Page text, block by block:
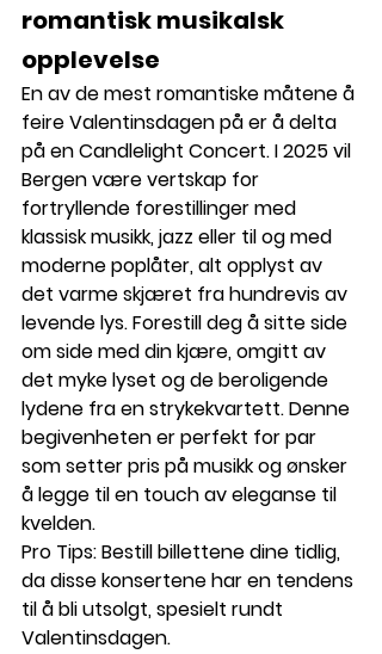
romantisk musikalsk
opplevelse
En av de mest romantiske måtene å
feire Valentinsdagen på er å delta
på en Candlelight Concert. I 2025 vil
Bergen være vertskap for
fortryllende forestillinger med
klassisk musikk, jazz eller til og med
moderne poplåter, alt opplyst av
det varme skjæret fra hundrevis av
levende lys. Forestill deg å sitte side
om side med din kjære, omgitt av
det myke lyset og de beroligende
lydene fra en strykekvartett. Denne
begivenheten er perfekt for par
som setter pris på musikk og ønsker
å legge til en touch av eleganse til
kvelden.
Pro Tips: Bestill billettene dine tidlig,
da disse konsertene har en tendens
til å bli utsolgt, spesielt rundt
Valentinsdagen.